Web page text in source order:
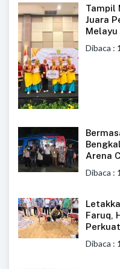
Tampil
Juara
Melayu
Dibaca :
Arena
Dibaca :
Faruq,
Dibaca :